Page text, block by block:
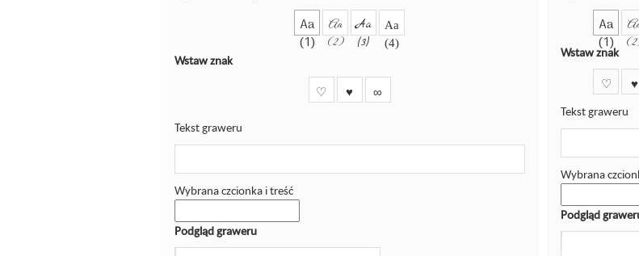
Aa
(1)
Aa
(2)
Aa
(3)
Aa
(4)
Wstaw znak
♡ ♥ ∞
Tekst graweru
Wybrana czcionka i treść
Podgląd graweru
Aa
(1)
Wstaw znak
♡ ♥
Tekst graweru
Wybrana
Podgląd